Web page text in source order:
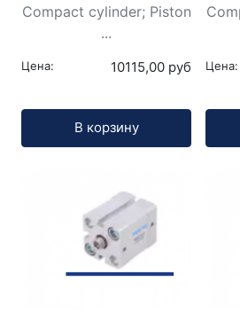
Compact cylinder; Piston
...
Цена: 10115,00 руб
В корзину
Цена: